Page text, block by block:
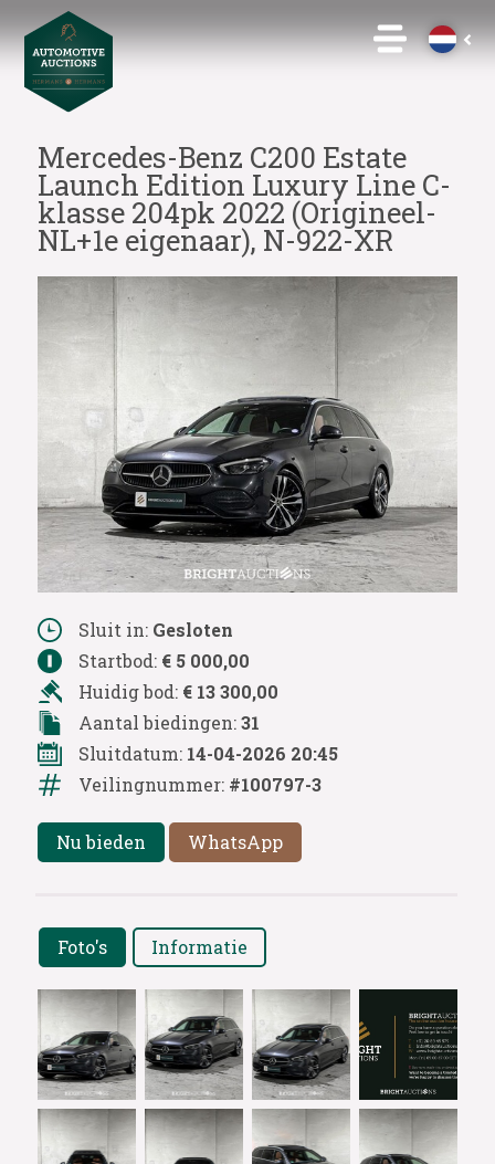
Mercedes-Benz C200 Estate
Launch Edition Luxury Line C-
klasse 204pk 2022 (Origineel-
NL+1e eigenaar), N-922-XR
Sluit in: Gesloten
Startbod: € 5 000,00
Huidig bod: € 13 300,00
Aantal biedingen:31
Sluitdatum: 14-04-2026 20:45
Veilingnummer: #100797-3
Nu bieden WhatsApp
Foto's Informatie